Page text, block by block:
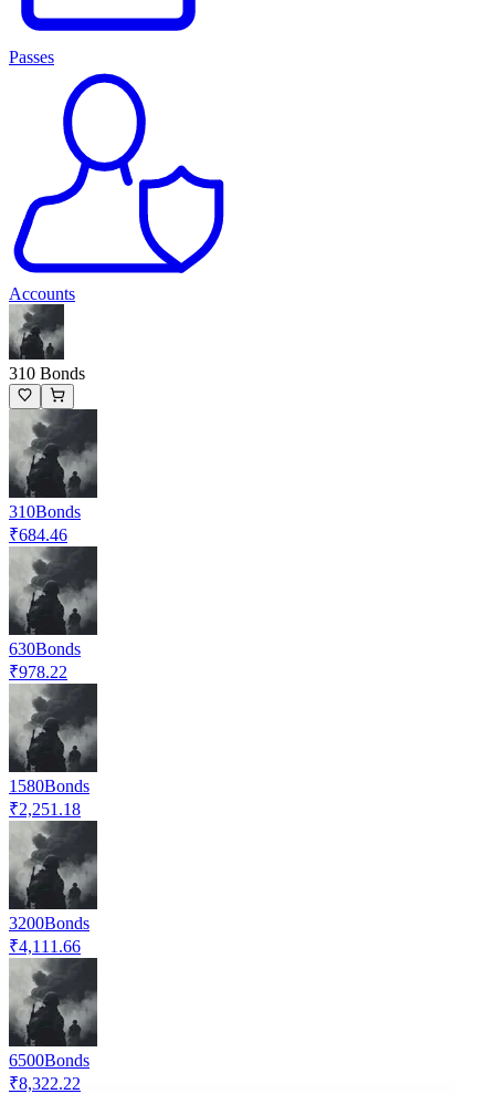
Passes
Accounts
310 Bonds
310Bonds
₹684.46
630Bonds
₹978.22
1580Bonds
₹2,251.18
3200Bonds
₹4,111.66
6500Bonds
₹8,322.22